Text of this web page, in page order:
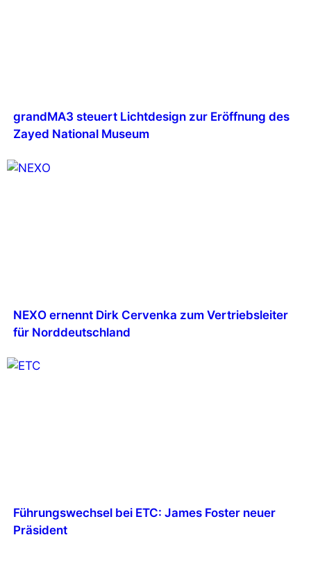
grandMA3 steuert Lichtdesign zur Eröffnung des
Zayed National Museum
NEXO ernennt Dirk Cervenka zum Vertriebsleiter
für Norddeutschland
Führungswechsel bei ETC: James Foster neuer
Präsident